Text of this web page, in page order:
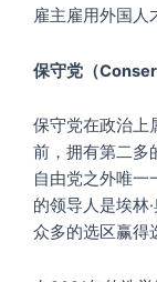
雇主雇用外国人
保守党（
保守党在政治上
前，拥有第二多
自由党之外唯一
的领导人是埃林
众多的选区赢得